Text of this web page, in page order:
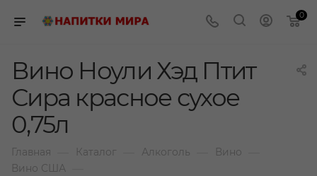
0
Вино Ноули Хэд Птит
Сира красное сухое
0,75л
Главная Каталог Алкоголь Вино
Вино США